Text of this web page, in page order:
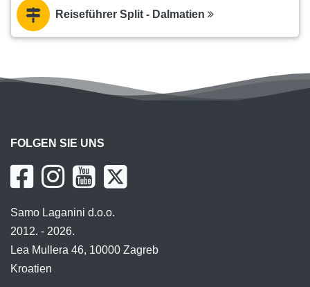
Reiseführer Split - Dalmatien
FOLGEN SIE UNS
Samo Laganini d.o.o.
2012. - 2026.
Lea Mullera 46, 10000 Zagreb
Kroatien